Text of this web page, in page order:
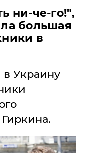
Харьков
Днепр
Львов
Одесса
Лайф стайл
Здоровье
ни-че-го!",
большая
в
в Украину